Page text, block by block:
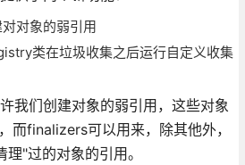
对象的弱引用
类在垃圾收集之后运行自定义收集
我们创建对象的弱引用，这些对象
而finalizers可以用来，除其他外，
"过的对象的引用。